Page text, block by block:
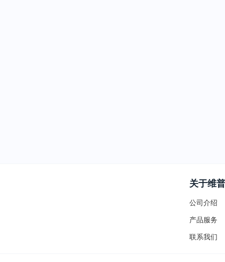
关于维普
公司介绍
产品服务
联系我们